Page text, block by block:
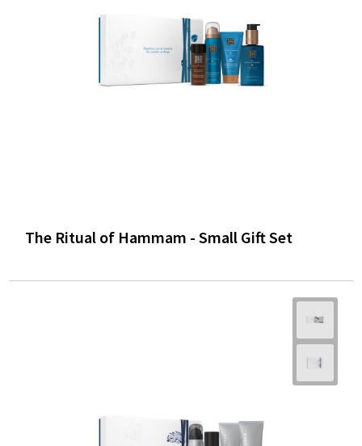
The Ritual of Hammam - Small Gift Set